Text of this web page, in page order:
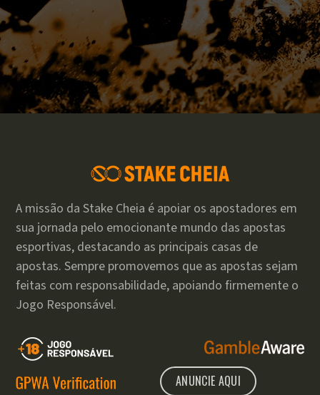
A missão da Stake Cheia é apoiar os apostadores em
sua jornada pelo emocionante mundo das apostas
esportivas, destacando as principais casas de
apostas. Sempre promovemos que as apostas sejam
feitas com responsabilidade, apoiando firmemente o
Jogo Responsável.
ANUNCIE AQUI